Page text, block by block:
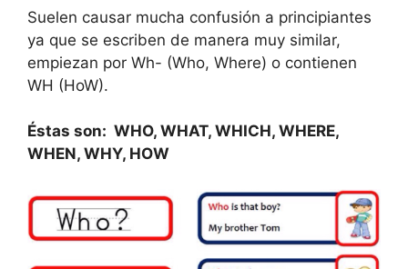
Suelen causar mucha confusión a principiantes
ya que se escriben de manera muy similar,
empiezan por Wh- (Who, Where) o contienen
WH (HoW).
Éstas son: WHO, WHAT, WHICH, WHERE,
WHEN, WHY, HOW